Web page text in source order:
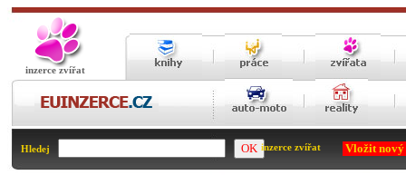
inzerce zvířat
Hledej inzerce zvířat Vložit